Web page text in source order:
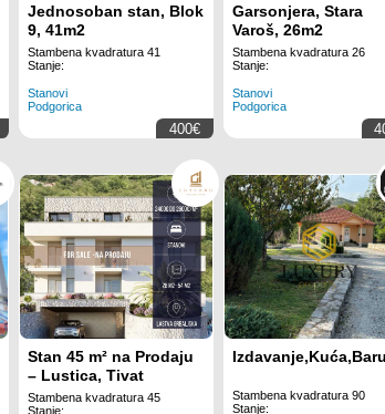
Jednosoban stan, Blok
9, 41m2
Stambena kvadratura 41
Stanje:
Stanovi
Podgorica
400€
Garsonjera, Stara
Varoš, 26m2
Stambena kvadratura 26
Stanje:
Stanovi
Podgorica
Stan 45 m² na Prodaju
– Lustica, Tivat
Stambena kvadratura 45
Stanje:
Stambena kvadratura 90
Stanje: